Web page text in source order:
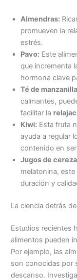
Almendras:
promueven la
estrés.
Pavo: Este
que incrementa
hormona clave
Té de
calmantes,
facilitar la
Kiwi: Esta fruta
ayuda a regular
contenido en
Jugos de
melatonina,
duración y
La ciencia detrás
Estudios recientes
alimentos pueden
Por ejemplo, las
son conocidas por
descanso.